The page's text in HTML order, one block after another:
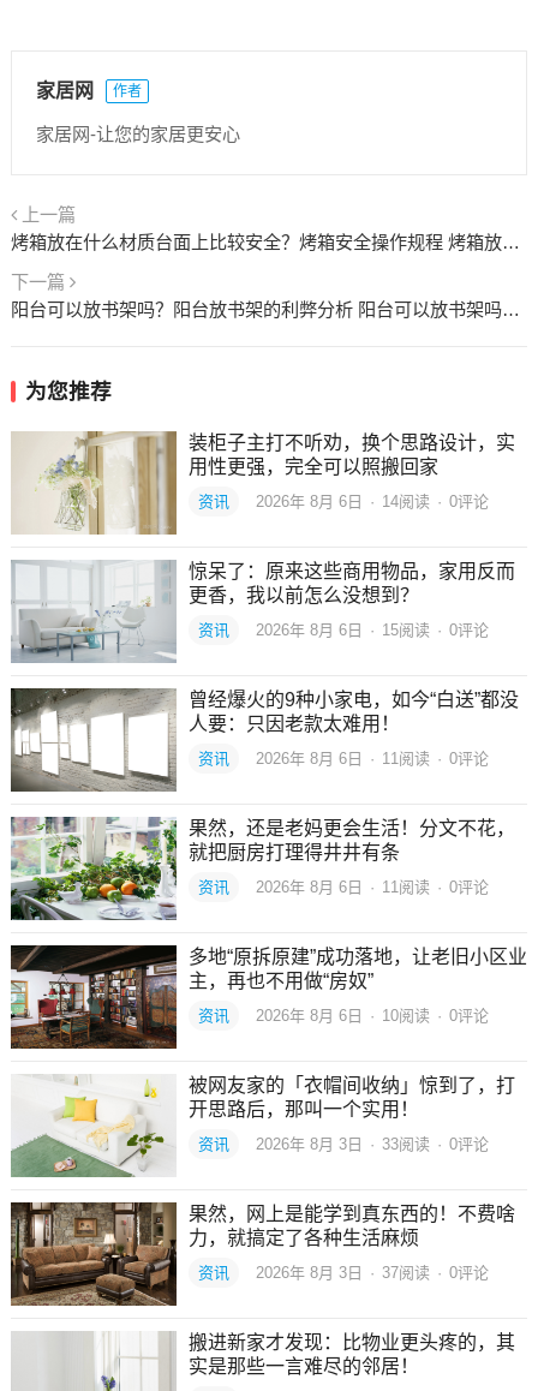
家居网 作者
家居网-让您的家居更安心
上一篇
烤箱放在什么材质台面上比较安全？烤箱安全操作规程 烤箱放在什么材质好
下一篇
阳台可以放书架吗？阳台放书架的利弊分析 阳台可以放书架吗图片
为您推荐
装柜子主打不听劝，换个思路设计，实
用性更强，完全可以照搬回家
资讯 2026年 8月 6日 · 14阅读 · 0评论
惊呆了：原来这些商用物品，家用反而
更香，我以前怎么没想到？
资讯 2026年 8月 6日 · 15阅读 · 0评论
曾经爆火的9种小家电，如今“白送”都没
人要：只因老款太难用！
资讯 2026年 8月 6日 · 11阅读 · 0评论
果然，还是老妈更会生活！分文不花，
就把厨房打理得井井有条
资讯 2026年 8月 6日 · 11阅读 · 0评论
多地“原拆原建”成功落地，让老旧小区业
主，再也不用做“房奴”
资讯 2026年 8月 6日 · 10阅读 · 0评论
被网友家的「衣帽间收纳」惊到了，打
开思路后，那叫一个实用！
资讯 2026年 8月 3日 · 33阅读 · 0评论
果然，网上是能学到真东西的！不费啥
力，就搞定了各种生活麻烦
资讯 2026年 8月 3日 · 37阅读 · 0评论
搬进新家才发现：比物业更头疼的，其
实是那些一言难尽的邻居！